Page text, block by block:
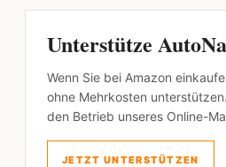
Unterstütze
Wenn Sie bei Amazon
ohne Mehrkosten
den Betrieb unseres Online-
JETZT UNTERSTÜTZEN